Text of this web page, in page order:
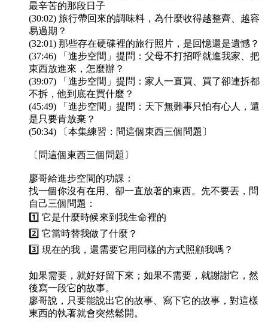
最辛苦的那段日子
(30:02) 旅行帶回來的調味料，為什麼收得越整齊、越容
易過期？
(32:01) 那些存在硬碟裡的旅行照片，是回憶還是遺憾？
(37:46) 「進步空間」提問：父母不打招呼就進我家、把
東西放進來，怎麼辦？
(39:07) 「進步空間」提問：家人一直買、買了卻連拆都
不拆，他到底在買什麼？
(45:49) 「進步空間」提問：天下無難事只怕有心人，還
是只要肯放棄？
(50:34) 〔本集練習：問這個東西三個問題〕
〔問這個東西三個問題〕
廖哥給進步空間的功課：
找一個你沒有在用、卻一直放著的東西。先不要丟，問
自己三個問題：
1️⃣ 它是什麼時候來到我生命裡的
2️⃣ 它當時替我做了什麼？
3️⃣ 現在的我，還需要它用同樣的方式照顧我嗎？
如果需要，就好好留下來；如果不需要，就謝謝它，然
後寫一段它的故事。
廖哥說，只要能說出它的故事、寫下它的故事，對這樣
東西的執著就會突然鬆開。